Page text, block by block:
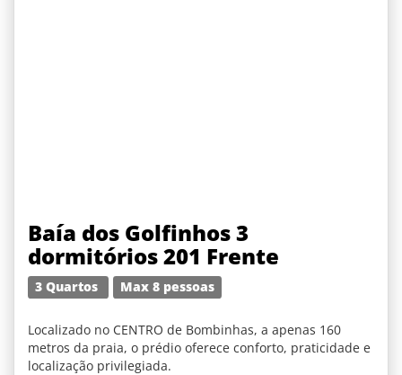
Baía dos Golfinhos 3
dormitórios 201 Frente
3 Quartos Max 8 pessoas
Localizado no CENTRO de Bombinhas, a apenas 160
metros da praia, o prédio oferece conforto, praticidade e
localização privilegiada.